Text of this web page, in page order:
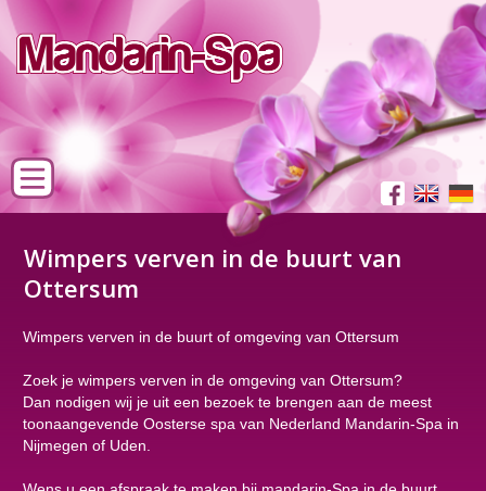
Wimpers verven in de buurt van
Ottersum
Wimpers verven in de buurt of omgeving van Ottersum
Zoek je wimpers verven in de omgeving van Ottersum?
Dan nodigen wij je uit een bezoek te brengen aan de meest
toonaangevende Oosterse spa van Nederland Mandarin-Spa in
Nijmegen of Uden.